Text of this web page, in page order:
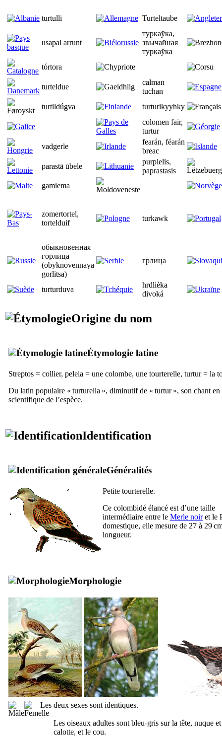
turtulli Turteltaube
usapal arrunt
туркаўка,
звычайная
туркаўка
tórtora
turteldue
calman
tuchan
turtildúgva
turturikyyhky
colomen fair,
turtur
vadgerle
fearán, féarán
breac
parastā ūbele
purplelis,
paprastasis
gamiema
zomertortel,
tortelduif
turkawk
обыкновенная
горлица
(obyknovennaya
gorlitsa)
грлица
turturduva
hrdlièka
divoká
Origine du nom
Étymologie latine
Streptos = collier, peleia = une colombe, une tourterelle, turtur= la
Du latin populaire « turturella », diminutif de « turtur», son chant en
scientifique de l’espèce.
Identification
Généralités
Petite tourterelle.
Ce colombidé élancé est d’une taille
intermédiaire entre le Merle noiret le
domestique, elle mesure de 27 à 29
longueur.
Morphologie
Les deux sexes sont identiques.
Les oiseaux adultes sont bleu-gris sur la tête, nuque et
calotte, et le cou.